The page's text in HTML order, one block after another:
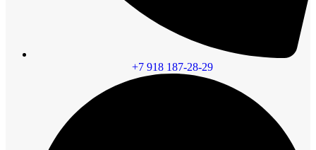
+7 918 187-28-29